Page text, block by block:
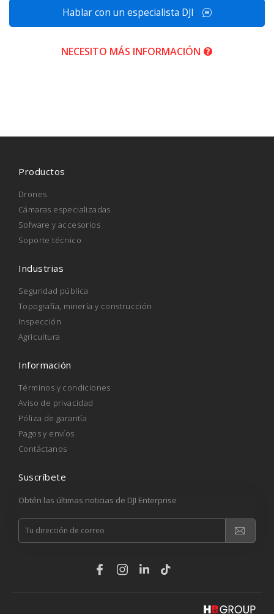
Hablar con un especialista DJI
NECESITO MÁS INFORMACIÓN
Productos
Drones
Cámaras especializadas
Sofware y accesorios
Soporte técnico
Industrias
Seguridad pública
Topografía, minería y construcción
Inspección
Agricultura
Información
Términos y condiciones
Aviso de privacidad
Póliza de garantía
Pagos y envíos
Contáctanos
Suscríbete
Obtén las últimas noticias de DJI Enterprise